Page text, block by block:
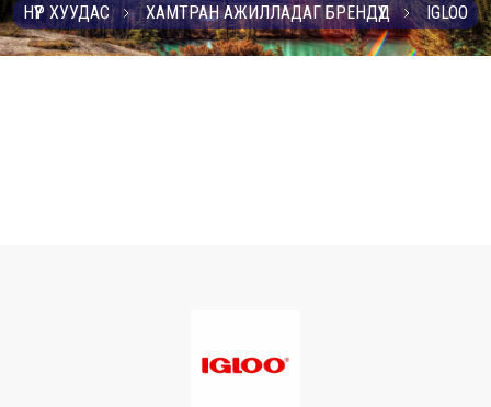
НҮҮР ХУУДАС ХАМТРАН АЖИЛЛАДАГ БРЕНДҮҮД IGLOO